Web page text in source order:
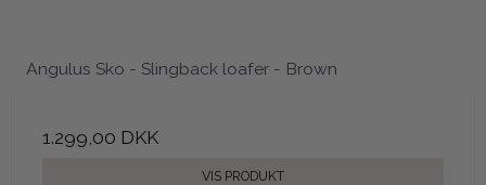
Angulus Sko - Slingback loafer - Brown
1.299,00 DKK
VIS PRODUKT